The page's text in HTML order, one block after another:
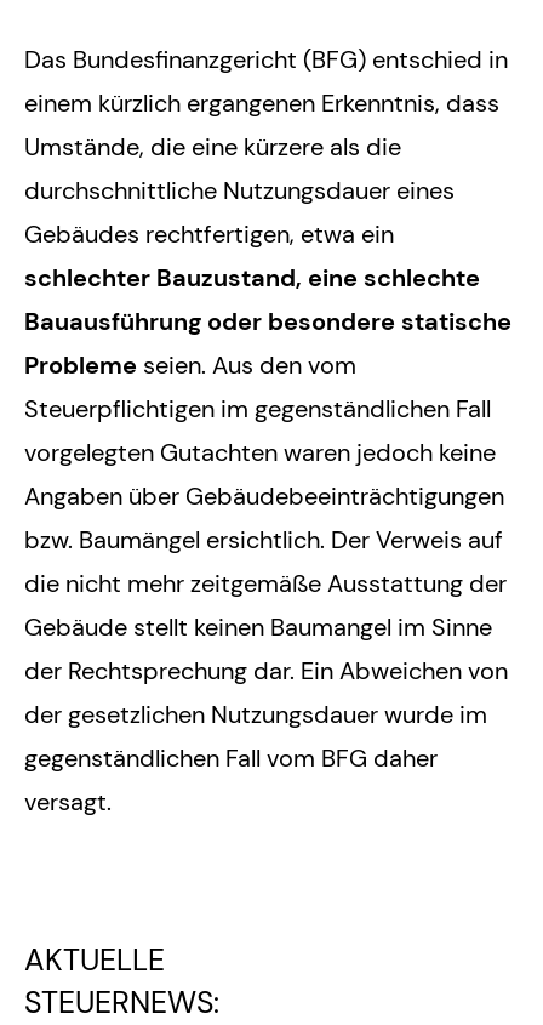
Das Bundesfinanzgericht (BFG) entschied in
einem kürzlich ergangenen Erkenntnis, dass
Umstände, die eine kürzere als die
durchschnittliche Nutzungsdauer eines
Gebäudes rechtfertigen, etwa ein
schlechter Bauzustand, eine schlechte
Bauausführung oder besondere statische
Probleme seien. Aus den vom
Steuerpflichtigen im gegenständlichen Fall
vorgelegten Gutachten waren jedoch keine
Angaben über Gebäudebeeinträchtigungen
bzw. Baumängel ersichtlich. Der Verweis auf
die nicht mehr zeitgemäße Ausstattung der
Gebäude stellt keinen Baumangel im Sinne
der Rechtsprechung dar. Ein Abweichen von
der gesetzlichen Nutzungsdauer wurde im
gegenständlichen Fall vom BFG daher
versagt.
AKTUELLE
STEUERNEWS: